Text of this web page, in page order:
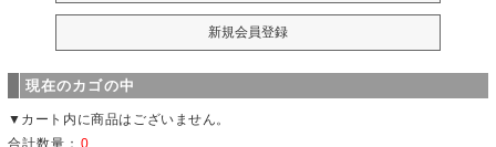
現在のカゴの中
▼カート内に商品はございません。
合計数量： 0